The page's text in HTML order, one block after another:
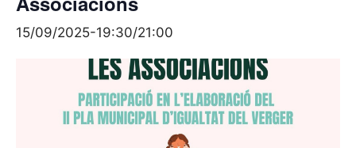
15/09/2025-19:30/21:00